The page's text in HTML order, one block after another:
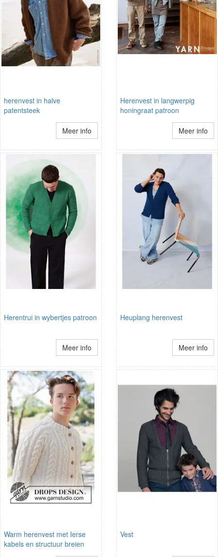
herenvest in halve
patentsteek
Meer info
Herenvest in langwerpig
honingraat patroon
Meer info
Herentrui in wybertjes patroon
Meer info
Heuplang herenvest
Meer info
Warm herenvest met Ierse
kabels en structuur breien
Vest